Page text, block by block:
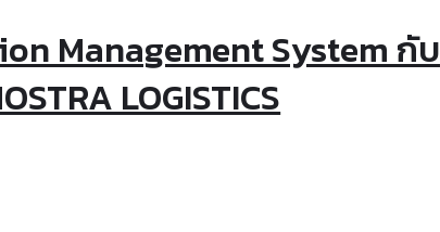
Management System กับ
LOGISTICS